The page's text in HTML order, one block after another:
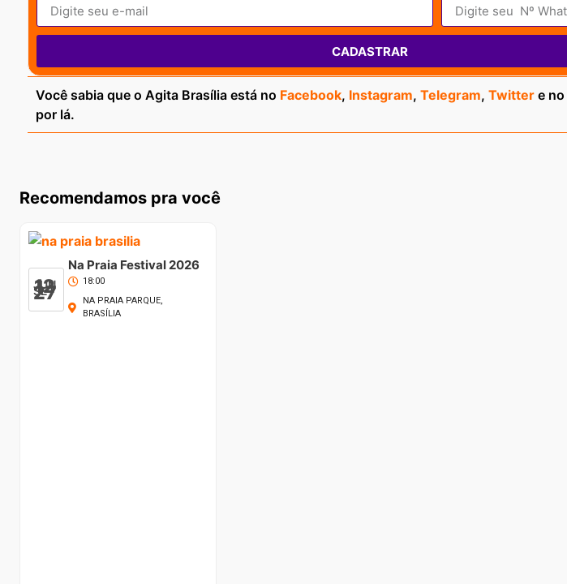
CADASTRAR
Você sabia que o Agita Brasília está no Facebook, Instagram, Telegram, Twitter e no
por lá.
Recomendamos pra você
12
JUN
27
SET
Na Praia Festival 2026
18:00
NA PRAIA PARQUE,
BRASÍLIA